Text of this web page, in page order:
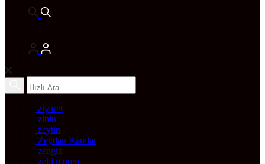
ziyaret
zihin
zeytin
Zeydan Karalar
zengin
zeki müren